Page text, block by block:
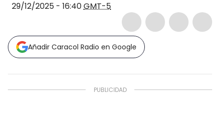
29/12/2025 - 16:40GMT-5
Añadir Caracol Radio en Google